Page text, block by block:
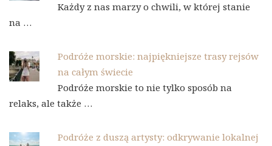
Każdy z nas marzy o chwili, w której stanie
na …
Podróże morskie: najpiękniejsze trasy rejsów
na całym świecie
Podróże morskie to nie tylko sposób na
relaks, ale także …
Podróże z duszą artysty: odkrywanie lokalnej